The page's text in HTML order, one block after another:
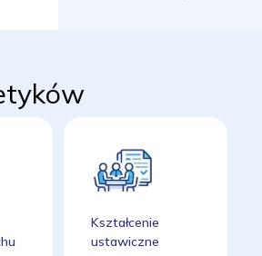
Kształcenie
ustawiczne